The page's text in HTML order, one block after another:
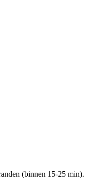
(binnen 15-25 min).